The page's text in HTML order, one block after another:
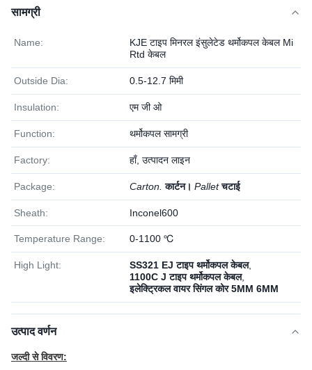
सामग्री
Name:
KJE टाइप मिनरल इंसुलेटेड थर्मोकपल केबल Mi
Rtd केबल
Outside Dia: 0.5-12.7 मिमी
Insulation: एम जी ओ
Function: थर्मोकपल सामग्री
Factory: हाँ, उत्पादन लाइन
Package: Carton. कार्टन। Pallet चटाई
Sheath: Inconel600
Temperature Range: 0-1100 ℃
High Light: SS321 EJ टाइप थर्मोकपल केबल,
1100C J टाइप थर्मोकपल केबल,
इलेक्ट्रिकल वायर सिंगल कोर 5MM 6MM
उत्पाद वर्णन
जल्दी से विवरण: